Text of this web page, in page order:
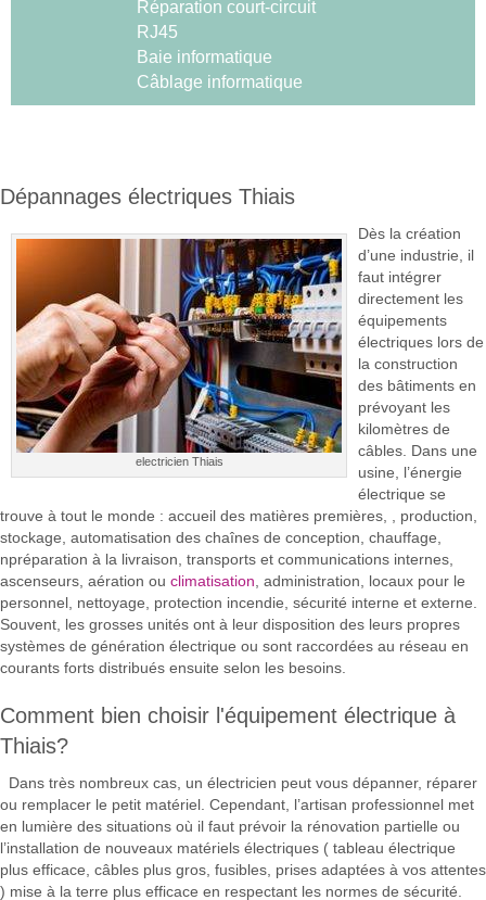
Réparation court-circuit
RJ45
Baie informatique
Câblage informatique
Dépannages électriques Thiais
electricien Thiais
Dès la création
d’une industrie, il
faut intégrer
directement les
équipements
électriques lors de
la construction
des bâtiments en
prévoyant les
kilomètres de
câbles. Dans une
usine, l’énergie
électrique se
trouve à tout le monde : accueil des matières premières, , production,
stockage, automatisation des chaînes de conception, chauffage,
npréparation à la livraison, transports et communications internes,
ascenseurs, aération ou climatisation, administration, locaux pour le
personnel, nettoyage, protection incendie, sécurité interne et externe.
Souvent, les grosses unités ont à leur disposition des leurs propres
systèmes de génération électrique ou sont raccordées au réseau en
courants forts distribués ensuite selon les besoins.
Comment bien choisir l'équipement électrique à
Thiais?
Dans très nombreux cas, un électricien peut vous dépanner, réparer
ou remplacer le petit matériel. Cependant, l’artisan professionnel met
en lumière des situations où il faut prévoir la rénovation partielle ou
l’installation de nouveaux matériels électriques ( tableau électrique
plus efficace, câbles plus gros, fusibles, prises adaptées à vos attentes
) mise à la terre plus efficace en respectant les normes de sécurité.